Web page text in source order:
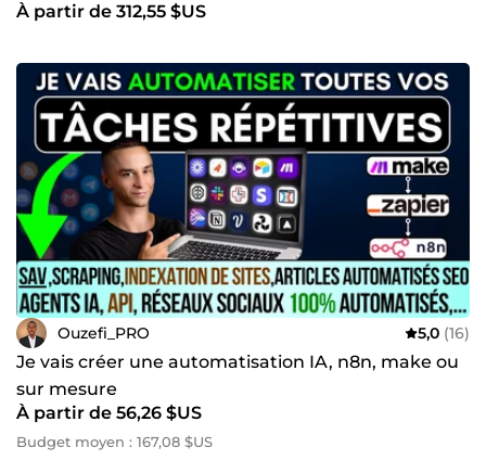
À partir de 312,55 $US
Ouzefi_PRO 5,0 (16)
Je vais créer une automatisation IA, n8n, make ou
sur mesure
À partir de 56,26 $US
Budget moyen : 167,08 $US